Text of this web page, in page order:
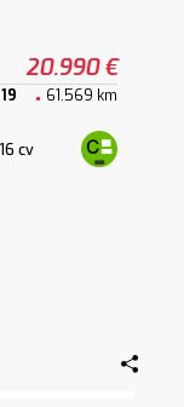
20.990 €
61.569 km
cv